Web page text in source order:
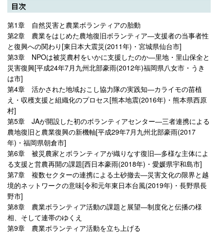
目次
第1章 自然災害と農業ボランティアの胎動
第2章 農業をはじめた農地復旧ボランティア―支援者の当事者性
と復興への関わり[東日本大震災(2011年)・宮城県仙台市]
第3章 NPOは被災農村をいかに支援したのか―里地・里山保全と
災害復興[平成24年7月九州北部豪雨(2012年)福岡県八女市・うき
は市]
第4章 活かされた地域おこし協力隊の実践知―カライモの苗植
え・収穫支援と組織化のプロセス[熊本地震(2016年)・熊本県西原
村]
第5章 JAが開設した初のボランティアセンター―三者連携による
農地復旧と農業復興の新機軸[平成29年7月九州北部豪雨(2017
年)・福岡県朝倉市]
第6章 被災農家とボランティアが織りなす復旧―多様な主体によ
る支援と営農再開の課題[西日本豪雨(2018年)・愛媛県宇和島市]
第7章 複数セクターの連携による土砂撤去―災害文化の限界と越
境的ネットワークの意味[令和元年東日本台風(2019年)・長野県長
野市]
第8章 農業ボランティア活動の課題と展望―制度化と伝播の様
相、そして連帯のゆくえ
第9章 農業ボランティア活動を立ち上げる